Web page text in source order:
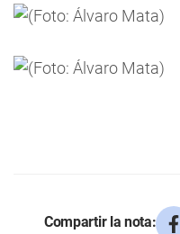
Compartir la nota: